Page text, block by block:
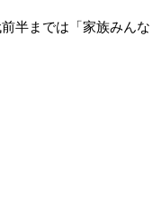
半までは「家族みんな